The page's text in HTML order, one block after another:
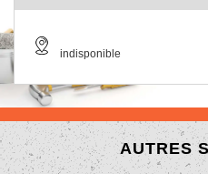
indisponible
AUTRES